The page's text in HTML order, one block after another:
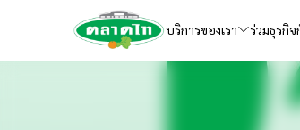
บริการของเรา ร่วมธุรกิจ